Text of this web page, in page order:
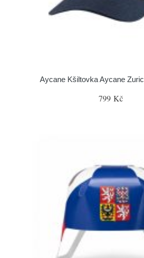
Aycane Kšiltovka Aycane
799 Kč